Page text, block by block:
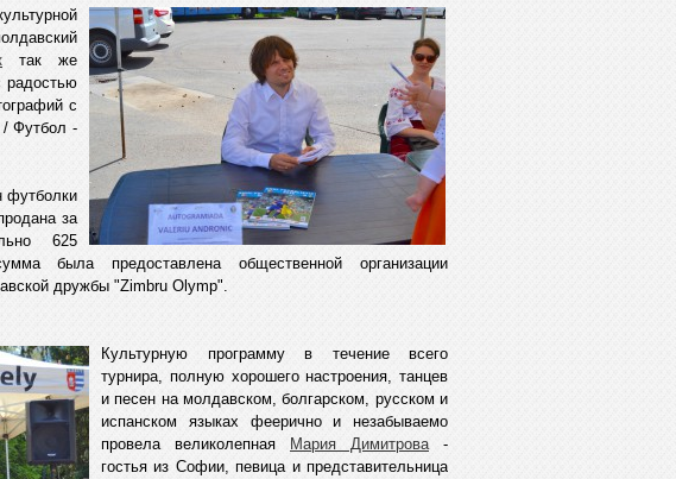
так же
радостью
с
/ Футбол -
футболки
за
625
была предоставлена общественной организации
дружбы "Zimbru Olymp".
Культурную программу в течение всего
турнира, полную хорошего настроения, танцев
и песен на молдавском, болгарском, русском и
испанском языках феерично и незабываемо
провела великолепная
Мария Димитрова-
гостья из Софии, певица и представительница